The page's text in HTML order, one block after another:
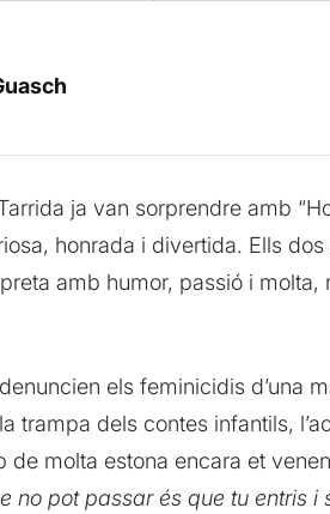
ja van sorprendre amb
honrada i divertida. Ells
amb humor, passió i
els feminicidis d’una
trampa dels contes infantils,
de molta estona encara et
no pot passar és que tu entris